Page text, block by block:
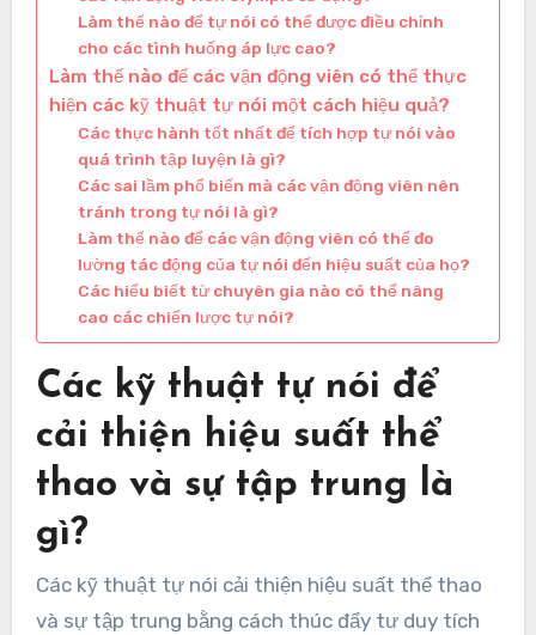
Làm thế nào để tự nói có thể được điều chỉnh
cho các tình huống áp lực cao?
Làm thế nào để các vận động viên có thể thực
hiện các kỹ thuật tự nói một cách hiệu quả?
Các thực hành tốt nhất để tích hợp tự nói vào
quá trình tập luyện là gì?
Các sai lầm phổ biến mà các vận động viên nên
tránh trong tự nói là gì?
Làm thế nào để các vận động viên có thể đo
lường tác động của tự nói đến hiệu suất của họ?
Các hiểu biết từ chuyên gia nào có thể nâng
cao các chiến lược tự nói?
Các kỹ thuật tự nói để
cải thiện hiệu suất thể
thao và sự tập trung là
gì?
Các kỹ thuật tự nói cải thiện hiệu suất thể thao
và sự tập trung bằng cách thúc đẩy tư duy tích